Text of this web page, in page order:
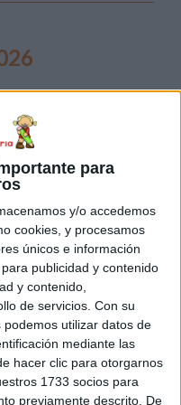
para
y/o accedemos
cookies, y procesamos
únicos e información
publicidad y contenido
y contenido,
de servicios. Con su
utilizar datos de
mediante las
hacer clic para otorgarnos
1733 socios para
previamente descrito. De
Los
clase
las
perfecto para
emociones de
compartir una
para que los
para el año 2026, ya